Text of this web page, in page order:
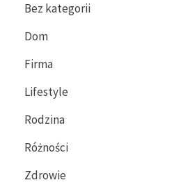
Bez kategorii
Dom
Firma
Lifestyle
Rodzina
Różności
Zdrowie